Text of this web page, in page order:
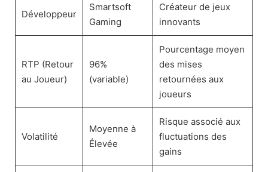
Développeur
Smartsoft
Gaming
Créateur de jeux
innovants
RTP (Retour
au Joueur)
96%
(variable)
Pourcentage moyen
des mises
retournées aux
joueurs
Volatilité
Moyenne à
Élevée
Risque associé aux
fluctuations des
gains